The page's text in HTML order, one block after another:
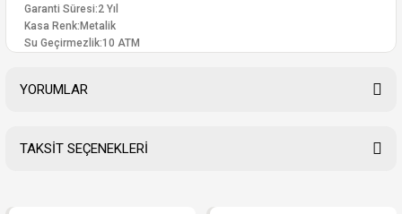
Garanti Süresi:2 Yıl
Kasa Renk:Metalik
Su Geçirmezlik:10 ATM
YORUMLAR
TAKSİT SEÇENEKLERİ